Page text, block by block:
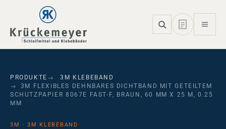
Skip to main navigation
Skip to main content
Skip to page footer
PRODUKTE
3M KLEBEBAND
3M FLEXIBLES DEHNBARES DICHTBAND MIT GETEILTEM
SCHUTZPAPIER 8067E FAST-F, BRAUN, 60 MM X 25 M, 0.25
MM
3M · 3M KLEBEBAND